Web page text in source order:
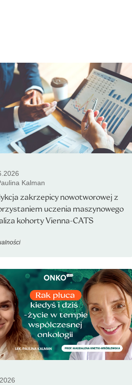
Kalman
zakrzepicy nowotworowej z
uczenia maszynowego
kohorty Vienna-CATS